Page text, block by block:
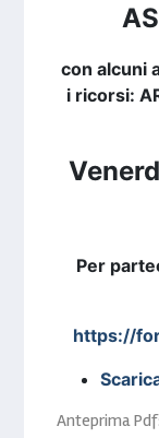
con alcuni
i ricorsi:
Per
https://
Anteprima Pdf: